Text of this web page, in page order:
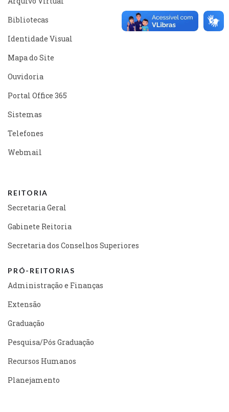
Bibliotecas
Identidade Visual
Mapa do Site
Ouvidoria
Portal Office 365
Sistemas
Telefones
Webmail
REITORIA
Secretaria Geral
Gabinete Reitoria
Secretaria dos Conselhos Superiores
PRÓ-REITORIAS
Administração e Finanças
Extensão
Graduação
Pesquisa/Pós Graduação
Recursos Humanos
Planejamento